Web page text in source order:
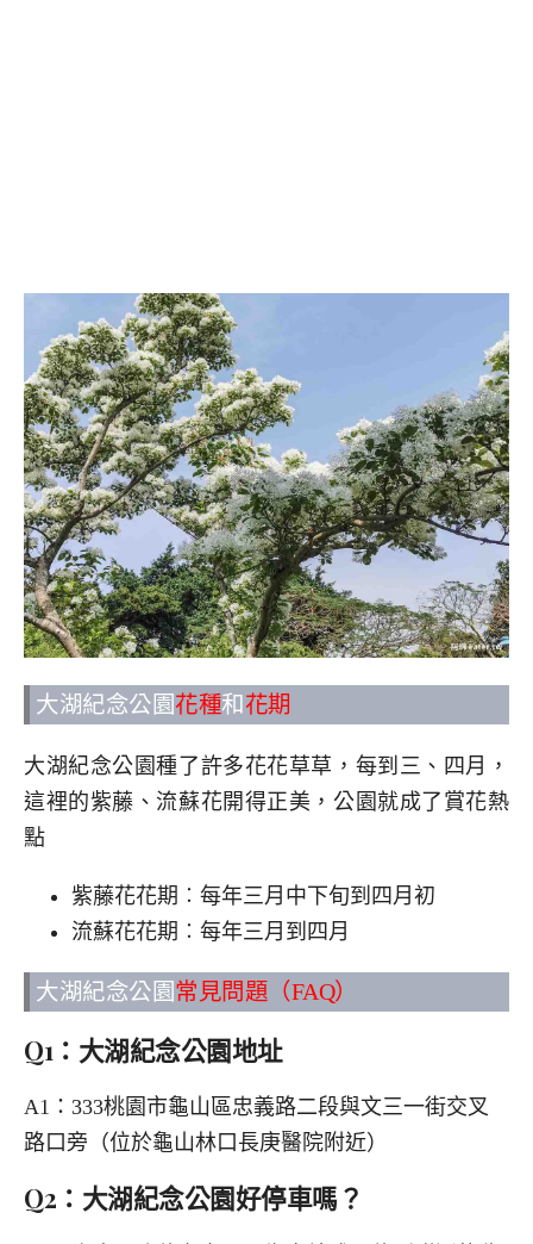
大湖紀念公園花種和 花期
大湖紀念公園種了許多花花草草，每到三、四月，
這裡的紫藤、流蘇花開得正美，公園就成了賞花熱
點
紫藤花花期︰每年三月中下旬到四月初
流蘇花花期︰每年三月到四月
大湖紀念公園常見問題（FAQ）
Q1：大湖紀念公園地址
A1：333桃園市龜山區忠義路二段與文三一街交叉
路口旁（位於龜山林口長庚醫院附近）
Q2：大湖紀念公園好停車嗎？